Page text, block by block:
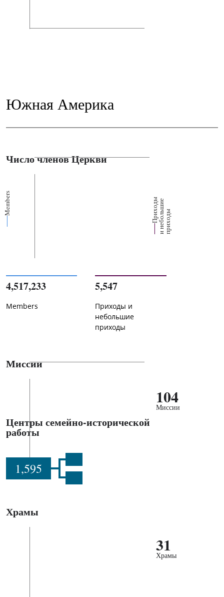
Южная Америка
Число членов Церкви
Members П
р
их
о
д
ы
и
н
е
б
о
ль
ш
ие
п
р
и
х
о
ды
4,517,233
Members
5,547
Приходы и
небольшие
приходы
Миссии
104
Миссии
Центры семейно-исторической
работы
1,595
Храмы
31
Храмы